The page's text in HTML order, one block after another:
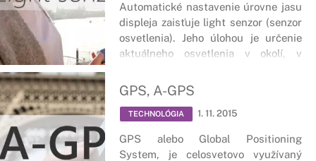
Automatické nastavenie úrovne jasu
displeja zaisťuje light senzor (senzor
osvetlenia). Jeho úlohou je určenie
aktuálneho osvetlenia v okolí, v
GPS, A-GPS
TECHNOLÓGIA 1. 11. 2015
GPS alebo Global Positioning
System, je celosvetovo využívaný